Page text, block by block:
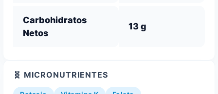
Carbohidratos
Netos
13 g
🧬 MICRONUTRIENTES